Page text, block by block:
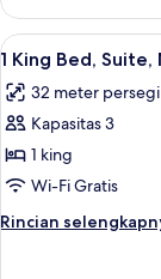
1
King
Bed,
Smoking
Lihat
semua
foto
untuk
1
King
Bed,
Suite,
7
1 King Bed,
32 meter persegi
Kapasitas 3
1 king
Wi-Fi Gratis
Rincian
Rincian